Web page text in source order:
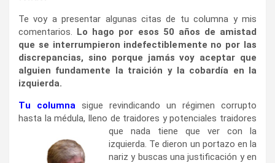
Te voy a presentar algunas citas de tu columna y mis
comentarios. Lo hago por esos 50 años de amistad
que se interrumpieron indefectiblemente no por las
discrepancias, sino porque jamás voy aceptar que
alguien fundamente la traición y la cobardía en la
izquierda.
Tu columna sigue revindicando un régimen corrupto
hasta la médula, lleno de traidores y potenciales traidores
que nada tiene que ver con la
izquierda. Te dieron un portazo en la
nariz y buscas una justificación y en